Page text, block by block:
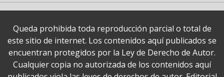
Queda prohibida toda reproducción parcial o total de
este sitio de internet. Los contenidos aquí publicados se
encuentran protegidos por la Ley de Derecho de Autor.
Cualquier copia no autorizada de los contenidos aquí